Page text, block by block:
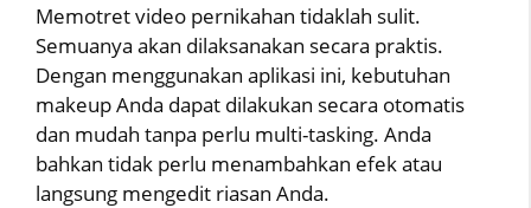
Memotret video pernikahan tidaklah sulit.
Semuanya akan dilaksanakan secara praktis.
Dengan menggunakan aplikasi ini, kebutuhan
makeup Anda dapat dilakukan secara otomatis
dan mudah tanpa perlu multi-tasking. Anda
bahkan tidak perlu menambahkan efek atau
langsung mengedit riasan Anda.